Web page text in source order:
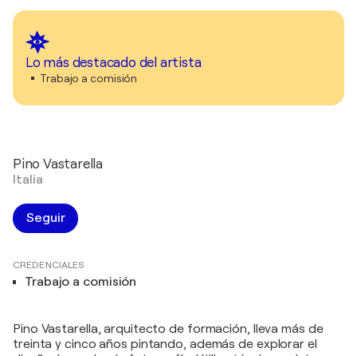
Lo más destacado del artista
Trabajo a comisión
Pino Vastarella
Italia
Seguir
CREDENCIALES
Trabajo a comisión
Pino Vastarella, arquitecto de formación, lleva más de
treinta y cinco años pintando, además de explorar el